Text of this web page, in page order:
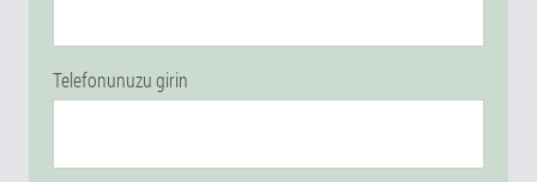
Telefonunuzu girin